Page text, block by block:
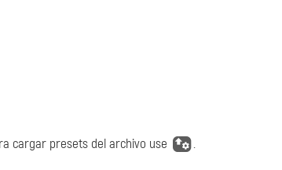
cargar presets del archivo use
.